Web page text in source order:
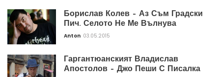
Борислав Колев – Аз Съм Градски
Пич. Селото Не Ме Вълнува
Anton 03.05.2015
Гаргантюанският Владислав
Апостолов – Джо Пеши С Писалка